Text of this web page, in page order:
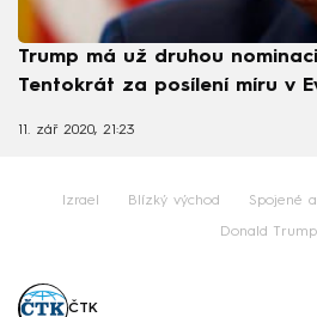
Trump má už druhou
Tentokrát za posílení míru v
11. zář 2020, 21:23
Izrael Blízký východ Spojené
Donald Trump
ČTK